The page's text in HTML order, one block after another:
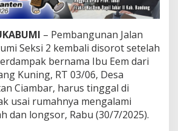
t
u
J
B
N
S
r
o
t
– Pembangunan Jalan
Seksi 2 kembali disorot setelah
bernama Ibu Eem dari
Kuning, RT 03/06, Desa
Ciambar, harus tinggal di
usai rumahnya mengalami
dan longsor, Rabu (30/7/2025).